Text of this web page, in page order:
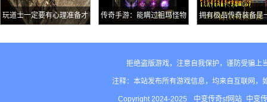
玩道士一定要有心理准备才 传奇手游：能瞒过祖玛怪物 拥有极品传奇装备是
拒绝盗版游戏，注意自我保护，谨防受骗上
注释：本站发布所有游戏信息，均来自互联网
Copyright 2024-2025 中变传奇sf网站_中变